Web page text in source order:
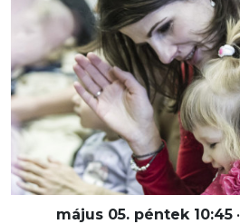
május 05. péntek 10:45 •